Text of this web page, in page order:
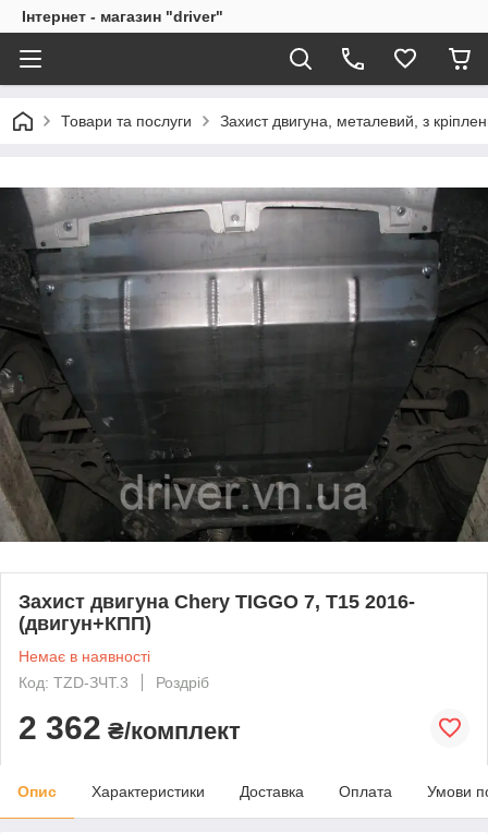
Інтернет - магазин "driver"
Товари та послуги Захист двигуна, металевий, з
Захист двигуна Chery TIGGO 7, Т15 2016-
(двигун+КПП)
Немає в наявності
Код: TZD-ЗЧТ.3
Роздріб
2 362 ₴/комплект
Опис Характеристики Доставка Оплата Умови